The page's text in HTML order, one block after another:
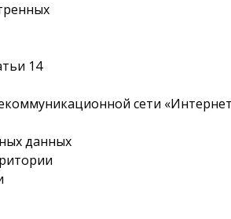
14
сети
данных